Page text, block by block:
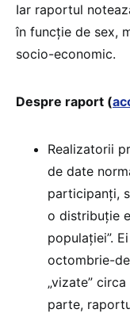
Iar raportul
în funcție de sex,
socio-economic.
Despre raport (
Realizatorii
de date
participanți,
o distribuție
populației”.
octombrie-
„vizate”
parte,